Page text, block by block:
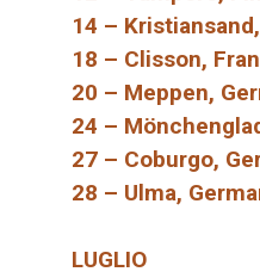
14 –
18 – Clisson,
20 – Meppen,
24 –
27 – Coburgo,
28 – Ulma,
LUGLIO